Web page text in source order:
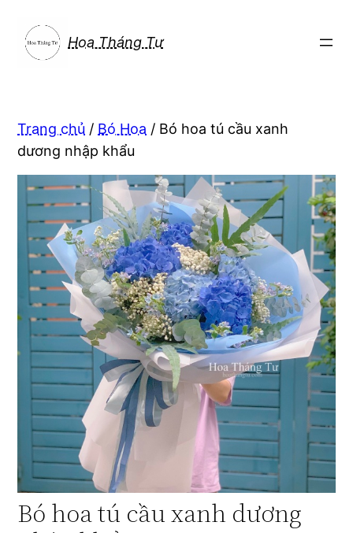
phần
Hoa Tháng Tư
Trang chủ / Bó Hoa / Bó hoa tú cầu xanh
dương nhập khẩu
Bó hoa tú cầu xanh dương